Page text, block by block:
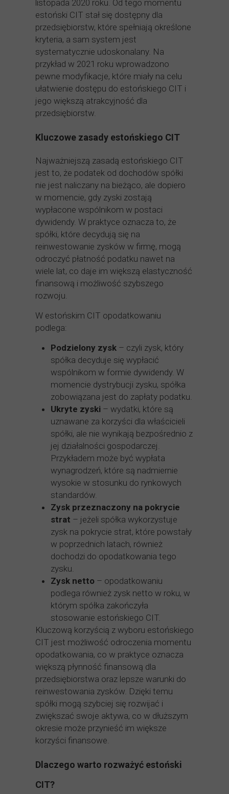
listopada 2020 roku. Od tego momentu
estoński CIT stał się dostępny dla
przedsiębiorstw, które spełniają określone
kryteria, a sam system jest
systematycznie udoskonalany. Na
przykład w 2021 roku wprowadzono
pewne modyfikacje, które miały na celu
ułatwienie dostępu do estońskiego CIT i
jego większą atrakcyjność dla
przedsiębiorstw.
Kluczowe zasady estońskiego CIT
Najważniejszą zasadą estońskiego CIT
jest to, że podatek od dochodów spółki
nie jest naliczany na bieżąco, ale dopiero
w momencie, gdy zyski zostają
wypłacone wspólnikom w postaci
dywidendy. W praktyce oznacza to, że
spółki, które decydują się na
reinwestowanie zysków w firmę, mogą
odroczyć płatność podatku nawet na
wiele lat, co daje im większą elastyczność
finansową i możliwość szybszego
rozwoju.
W estońskim CIT opodatkowaniu
podlega:
Podzielony zysk – czyli zysk, który
spółka decyduje się wypłacić
wspólnikom w formie dywidendy. W
momencie dystrybucji zysku, spółka
zobowiązana jest do zapłaty podatku.
Ukryte zyski – wydatki, które są
uznawane za korzyści dla właścicieli
spółki, ale nie wynikają bezpośrednio z
jej działalności gospodarczej.
Przykładem może być wypłata
wynagrodzeń, które są nadmiernie
wysokie w stosunku do rynkowych
standardów.
Zysk przeznaczony na pokrycie
strat – jeżeli spółka wykorzystuje
zysk na pokrycie strat, które powstały
w poprzednich latach, również
dochodzi do opodatkowania tego
zysku.
Zysk netto – opodatkowaniu
podlega również zysk netto w roku, w
którym spółka zakończyła
stosowanie estońskiego CIT.
Kluczową korzyścią z wyboru estońskiego
CIT jest możliwość odroczenia momentu
opodatkowania, co w praktyce oznacza
większą płynność finansową dla
przedsiębiorstwa oraz lepsze warunki do
reinwestowania zysków. Dzięki temu
spółki mogą szybciej się rozwijać i
zwiększać swoje aktywa, co w dłuższym
okresie może przynieść im większe
korzyści finansowe.
Dlaczego warto rozważyć estoński
CIT?